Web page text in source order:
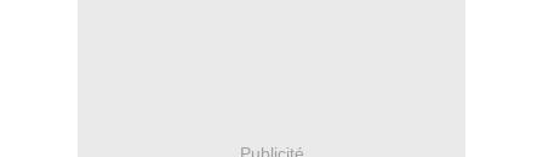
Publicité